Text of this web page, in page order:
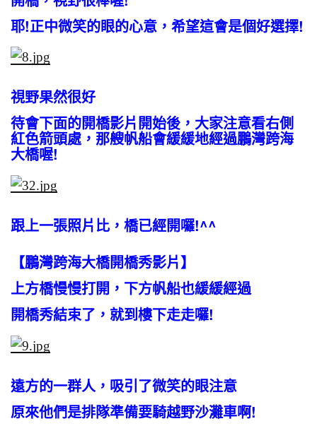
耶!正中微笑的眼的心意，希望這會是個好選擇!
視野果然很好
待會下面的開橋影片開始後，大家注意看右側
紅色箭頭處，那艘帆船會緩緩地經過鵬灣跨海
大橋喔!
跟上一張照片比，橋已經開囉!^^
【鵬灣跨海大橋開橋秀影片】
上方橋慢慢打開，下方帆船也緩緩經過
開橋秀結束了，就到樓下走走囉!
遠方的一群人，吸引了微笑的眼注意
原來他們是排隊準備要騎越野沙灘車啊!